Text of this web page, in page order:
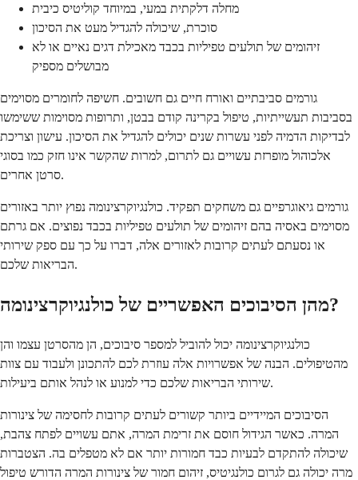
מחלה דלקתית במעי, במיוחד קוליטיס כיבית
סוכרת, שיכולה להגדיל מעט את הסיכון
זיהומים של תולעים טפיליות בכבד מאכילת דגים נאיים או לא
מבושלים מספיק
גורמים סביבתיים ואורח חיים גם חשובים. חשיפה לחומרים מסוימים
בסביבות תעשייתיות, טיפול בקרינה קודם בבטן, ותרופות מסוימות ששימשו
לבדיקות הדמיה לפני עשרות שנים יכולים להגדיל את הסיכון. עישון וצריכת
אלכוהול מופרזת עשויים גם לתרום, למרות שהקשר אינו חזק כמו בסוגי
סרטן אחרים.
גורמים גיאוגרפיים גם משחקים תפקיד. כולנגיוקרצינומה נפוץ יותר באזורים
מסוימים באסיה בהם זיהומים של תולעים טפיליות בכבד נפוצים. אם גרתם
או נסעתם לעתים קרובות לאזורים אלה, דברו על כך עם ספק שירותי
הבריאות שלכם.
מהן הסיבוכים האפשריים של כולנגיוקרצינומה?
כולנגיוקרצינומה יכול להוביל למספר סיבוכים, הן מהסרטן עצמו והן
מהטיפולים. הבנה של אפשרויות אלה עוזרת לכם להתכונן ולעבוד עם צוות
שירותי הבריאות שלכם כדי למנוע או לנהל אותם ביעילות.
הסיבוכים המיידיים ביותר קשורים לעתים קרובות לחסימה של צינורות
המרה. כאשר הגידול חוסם את זרימת המרה, אתם עשויים לפתח צהבת,
שיכולה להתקדם לבעיות כבד חמורות יותר אם לא מטפלים בה. הצטברות
מרה יכולה גם לגרום כולנגיטיס, זיהום חמור של צינורות המרה הדורש טיפול